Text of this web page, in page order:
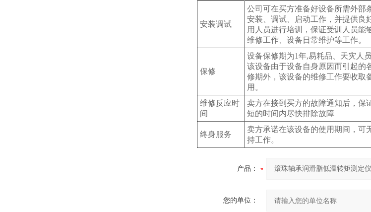
安装调试
公司可在买方准备好设备所需外部
安装、调试、启动工作，并提供良
用人员进行培训，保证受训人员能
维修工作、设备日常维护等工作。
保修
设备保修期为1年,易耗品、天灾人
该设备由于设备自身原因而引起的
修期外，该设备的维修工作要收取
用。
维修反应时
间
卖方在接到买方的故障通知后，保
短的时间内尽快排除故障
终身服务
卖方承诺在该设备的使用期间，可
持工作。
产品：
您的单位：